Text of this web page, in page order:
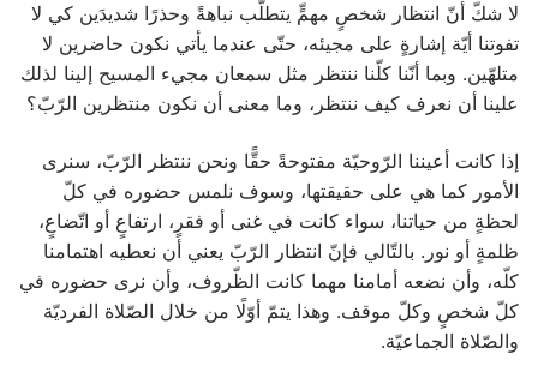
لا شكّ أنّ انتظار شخصٍ مهمٍّ يتطلّب نباهةً وحذرًا شديدَين كي لا
تفوتنا أيّة إشارةٍ على مجيئه، حتّى عندما يأتي نكون حاضرين لا
متلهّين. وبما أنّنا كلّنا ننتظر مثل سمعان مجيء المسيح إلينا لذلك
علينا أن نعرف كيف ننتظر، وما معنى أن نكون منتظرين الرّبّ؟
إذا كانت أعيننا الرّوحيّة مفتوحةً حقًّا ونحن ننتظر الرّبّ، سنرى
الأمور كما هي على حقيقتها، وسوف نلمس حضوره في كلّ
لحظةٍ من حياتنا، سواء كانت في غنى أو فقرٍ، ارتفاعٍ أو اتّضاعٍ،
ظلمةٍ أو نور. بالتّالي فإنّ انتظار الرّبّ يعني أن نعطيه اهتمامنا
كلّه، وأن نضعه أمامنا مهما كانت الظّروف، وأن نرى حضوره في
كلّ شخصٍ وكلّ موقف. وهذا يتمّ أوّلًا من خلال الصّلاة الفرديّة
والصّلاة الجماعيّة.